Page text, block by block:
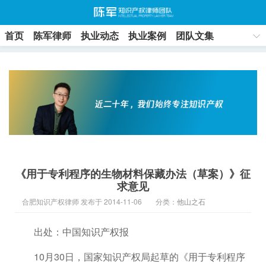
首页 陈军律师 执业动态 执业案例
团队文集
《用于专利程序的生物材料保藏办法（草案）》征
求意见
合肥知识产权律师 发布于 2014-11-06 分类： 他山之石
出处：中国知识产权报
10月30日，国家知识产权局起草的《用于专利程序